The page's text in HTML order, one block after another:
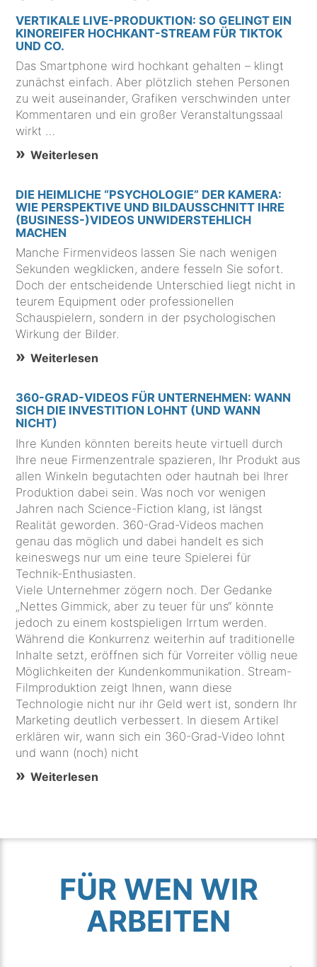
VERTIKALE LIVE-PRODUKTION: SO GELINGT EIN
KINOREIFER HOCHKANT-STREAM FÜR TIKTOK
UND CO.
Das Smartphone wird hochkant gehalten – klingt
zunächst einfach. Aber plötzlich stehen Personen
zu weit auseinander, Grafiken verschwinden unter
Kommentaren und ein großer Veranstaltungssaal
wirkt …
Weiterlesen
DIE HEIMLICHE “PSYCHOLOGIE” DER KAMERA:
WIE PERSPEKTIVE UND BILDAUSSCHNITT IHRE
(BUSINESS-)VIDEOS UNWIDERSTEHLICH
MACHEN
Manche Firmenvideos lassen Sie nach wenigen
Sekunden wegklicken, andere fesseln Sie sofort.
Doch der entscheidende Unterschied liegt nicht in
teurem Equipment oder professionellen
Schauspielern, sondern in der psychologischen
Wirkung der Bilder.
Weiterlesen
360-GRAD-VIDEOS FÜR UNTERNEHMEN: WANN
SICH DIE INVESTITION LOHNT (UND WANN
NICHT)
Ihre Kunden könnten bereits heute virtuell durch
Ihre neue Firmenzentrale spazieren, Ihr Produkt aus
allen Winkeln begutachten oder hautnah bei Ihrer
Produktion dabei sein. Was noch vor wenigen
Jahren nach Science-Fiction klang, ist längst
Realität geworden. 360-Grad-Videos machen
genau das möglich und dabei handelt es sich
keineswegs nur um eine teure Spielerei für
Technik-Enthusiasten.
Viele Unternehmer zögern noch. Der Gedanke
„Nettes Gimmick, aber zu teuer für uns“ könnte
jedoch zu einem kostspieligen Irrtum werden.
Während die Konkurrenz weiterhin auf traditionelle
Inhalte setzt, eröffnen sich für Vorreiter völlig neue
Möglichkeiten der Kundenkommunikation. Stream-
Filmproduktion zeigt Ihnen, wann diese
Technologie nicht nur ihr Geld wert ist, sondern Ihr
Marketing deutlich verbessert. In diesem Artikel
erklären wir, wann sich ein 360-Grad-Video lohnt
und wann (noch) nicht
Weiterlesen
FÜR WEN WIR
ARBEITEN